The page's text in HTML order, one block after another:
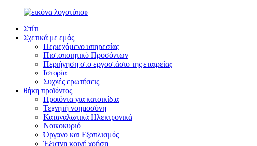
Σπίτι
Σχετικά με εμάς
Περιεχόμενο υπηρεσίας
Πιστοποιητικό Προσόντων
Περιήγηση στο εργοστάσιο της εταιρείας
Ιστορία
Συχνές ερωτήσεις
θήκη προϊόντος
Προϊόντα για κατοικίδια
Τεχνητή νοημοσύνη
Καταναλωτικά Ηλεκτρονικά
Νοικοκυριό
Όργανο και Εξοπλισμός
Έξυπνη κοινή χρήση